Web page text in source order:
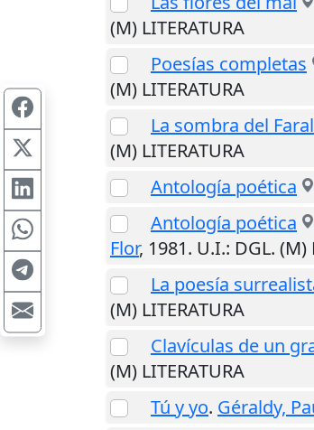
(M) LITERATURA
Poesías completas
(M) LITERATURA
La sombra del
(M) LITERATURA
Antología poética
Antología poética
Flor, 1981. U.I.: DGL. (M)
La poesía
(M) LITERATURA
Clavículas de un
(M) LITERATURA
Tú y yo. Géraldy,